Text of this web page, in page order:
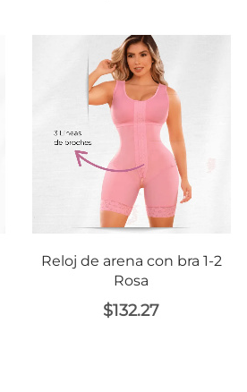
Reloj de arena con bra 1-2
Rosa
$132.27